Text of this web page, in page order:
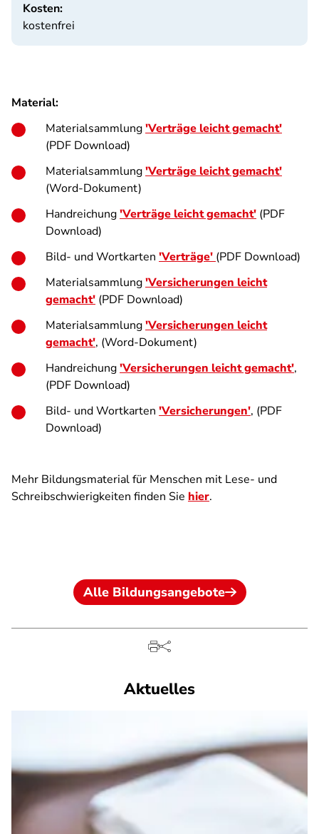
Kosten:
kostenfrei
Material:
Materialsammlung'Verträge leicht gemacht'
(PDF Download)
Materialsammlung'Verträge leicht gemacht'
(Word-Dokument)
Handreichung'Verträge leicht gemacht' (PDF
Download)
Bild- und Wortkarten 'Verträge' (PDF Download)
Materialsammlung'Versicherungen leicht
gemacht' (PDF Download)
Materialsammlung'Versicherungen leicht
gemacht', (Word-Dokument)
Handreichung'Versicherungen leicht gemacht',
(PDF Download)
Bild- und Wortkarten 'Versicherungen', (PDF
Download)
Mehr Bildungsmaterial für Menschen mit Lese- und
Schreibschwierigkeiten finden Sie hier.
Alle Bildungsangebote
Aktuelles